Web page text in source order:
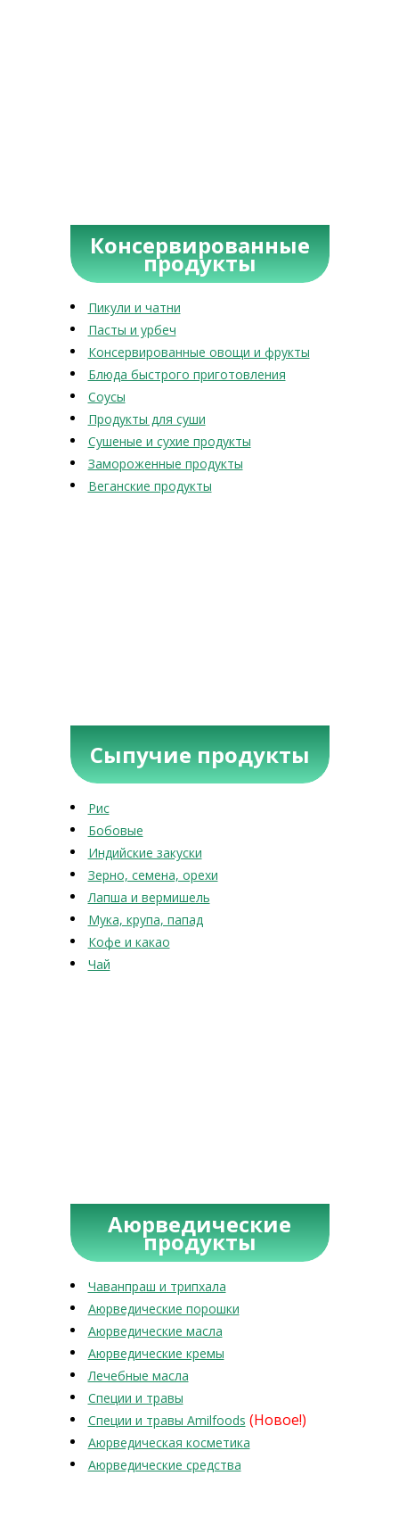
Консервированные
продукты
Пикули и чатни
Пасты и урбеч
Консервированные овощи и фрукты
Блюда быстрого приготовления
Соусы
Продукты для суши
Сушеные и сухие продукты
Замороженные продукты
Веганские продукты
Сыпучие продукты
Рис
Бобовые
Индийские закуски
Зерно, семена, орехи
Лапша и вермишель
Мука, крупа, папад
Кофе и какао
Чай
Аюрведические
продукты
Чаванпраш и трипхала
Аюрведические порошки
Аюрведические масла
Аюрведические кремы
Лечебные масла
Специи и травы
Специи и травы Amilfoods (Новое!)
Аюрведическая косметика
Аюрведические средства